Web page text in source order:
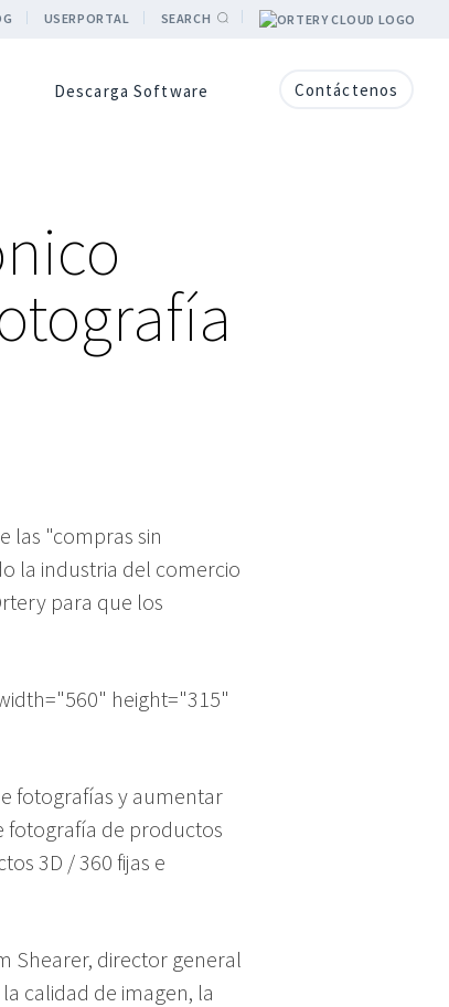
USERPORTAL SEARCH
Descarga Software Contáctenos
las "compras sin
la industria del comercio
para que los
height="315"
fotografías y aumentar
fotografía de productos
3D / 360 fijas e
Shearer, director general
calidad de imagen, la